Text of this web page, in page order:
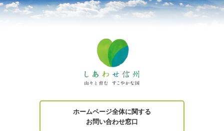
ホームページ全体に関する
お問い合わせ窓口